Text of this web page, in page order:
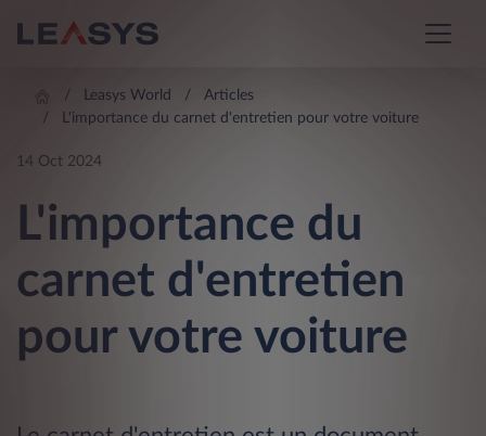
Leasys World
Articles
L'importance du carnet d'entretien pour votre voiture
14 Oct 2024
L'importance du
carnet d'entretien
pour votre voiture